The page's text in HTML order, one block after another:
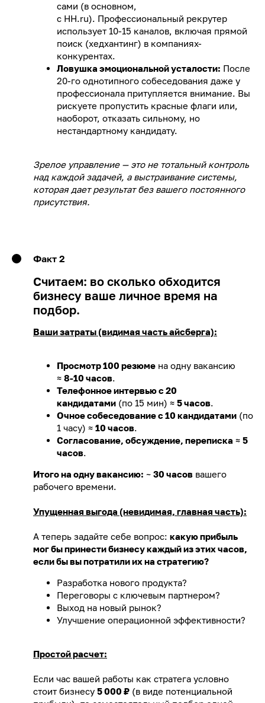
сами (в основном,
с HH.ru). Профессиональный рекрутер
использует 10-15 каналов, включая прямой
поиск (хедхантинг) в компаниях-
конкурентах.
Ловушка эмоциональной усталости: После
20-го однотипного собеседования даже у
профессионала притупляется внимание. Вы
рискуете пропустить красные флаги или,
наоборот, отказать сильному, но
нестандартному кандидату.
Зрелое управление — это не тотальный контроль
над каждой задачей, а выстраивание системы,
которая дает результат без вашего постоянного
присутствия.
Факт 2
Считаем: во сколько обходится
бизнесу ваше личное время на
подбор.
Ваши затраты (видимая часть айсберга):
Просмотр 100 резюме на одну вакансию
≈ 8-10 часов.
Телефонное интервью с 20
кандидатами (по 15 мин) ≈ 5 часов.
Очное собеседование с 10 кандидатами (по
1 часу) ≈ 10 часов.
Согласование, обсуждение, переписка ≈ 5
часов.
Итого на одну вакансию: ~ 30 часов вашего
рабочего времени.
Упущенная выгода (невидимая, главная часть):
А теперь задайте себе вопрос: какую прибыль
мог бы принести бизнесу каждый из этих часов,
если бы вы потратили их на стратегию?
Разработка нового продукта?
Переговоры с ключевым партнером?
Выход на новый рынок?
Улучшение операционной эффективности?
Простой расчет:
Если час вашей работы как стратега условно
стоит бизнесу 5 000 ₽ (в виде потенциальной